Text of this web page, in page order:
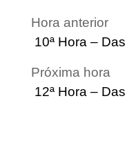
Hora anterior
10ª Hora –
Próxima hora
12ª Hora –